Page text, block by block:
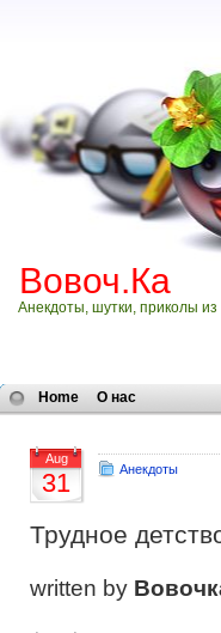
Вовоч.Ка
Анекдоты, шутки, приколы
Home О нас
Aug
31 Анекдоты
Трудное
written by